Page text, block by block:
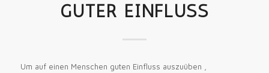
GUTER EINFLUSS
Um auf einen Menschen guten Einfluss auszuüben ,